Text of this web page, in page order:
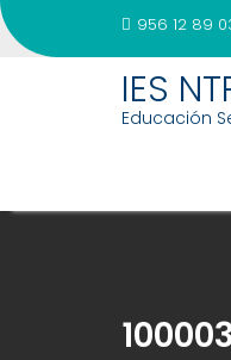
956 12 89
IES
Educación